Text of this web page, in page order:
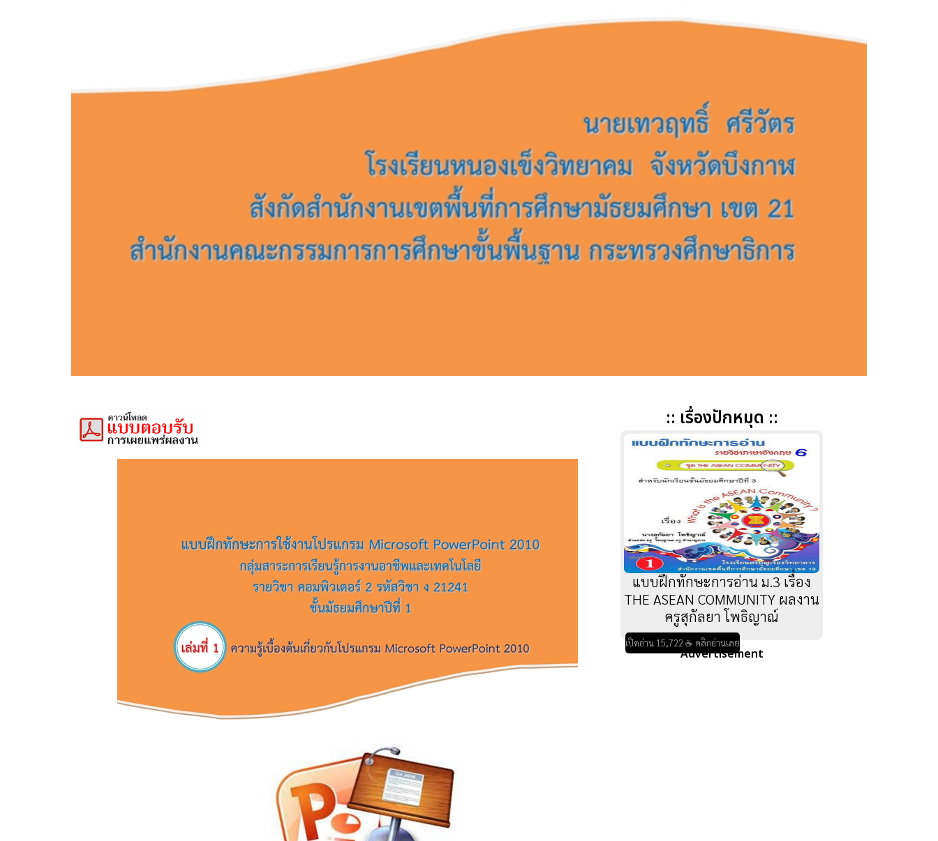
:: เรื่องปักหมุด ::
แบบฝึกทักษะการอ่าน ม.3 เรื่อง
THE ASEAN COMMUNITY ผลงาน
ครูสุกัลยา โพธิญาณ์
เปิดอ่าน 15,722 ☕ คลิกอ่านเลย
Advertisement